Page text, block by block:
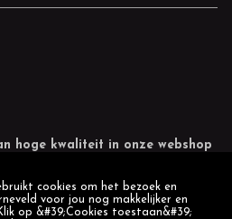
hoge kwaliteit in onze webshop
cookies om het bezoek en
voor jou nog makkelijker en
op &#39;Cookies toestaan&#39;